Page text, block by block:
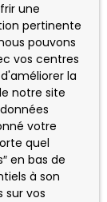
une
pertinente
pouvons
vos centres
la
notre site
votre
quel
en bas de
à son
sur vos